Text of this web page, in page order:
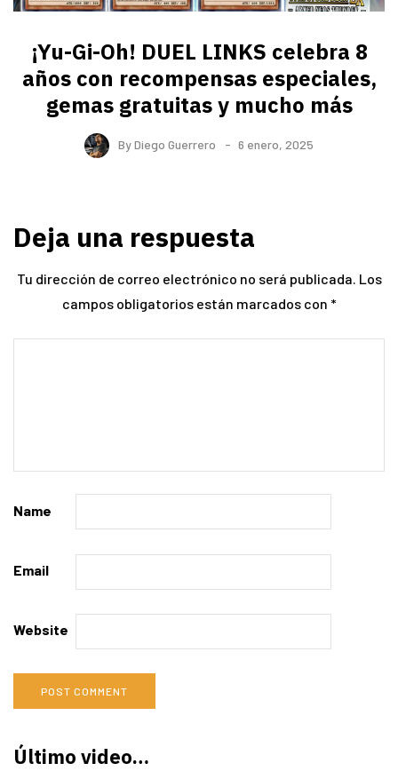
¡Yu-Gi-Oh! DUEL LINKS celebra 8
años con recompensas especiales,
gemas gratuitas y mucho más
ByDiego Guerrero 6 enero, 2025
Deja una respuesta
Tu dirección de correo electrónico no será publicada. Los
campos obligatorios están marcados con *
Name
Email
Website
Último video…